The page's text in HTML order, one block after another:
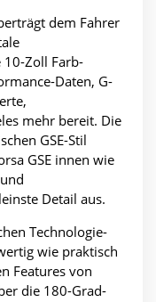
dem Fahrer
Zoll Farb-
Daten, G-
mehr bereit. Die
GSE-Stil
GSE innen wie
Detail aus.
Technologie-
wie praktisch
Features von
die 180-Grad-